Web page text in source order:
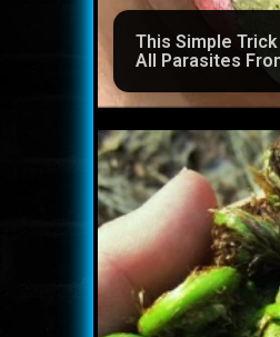
This Simple
All Parasites